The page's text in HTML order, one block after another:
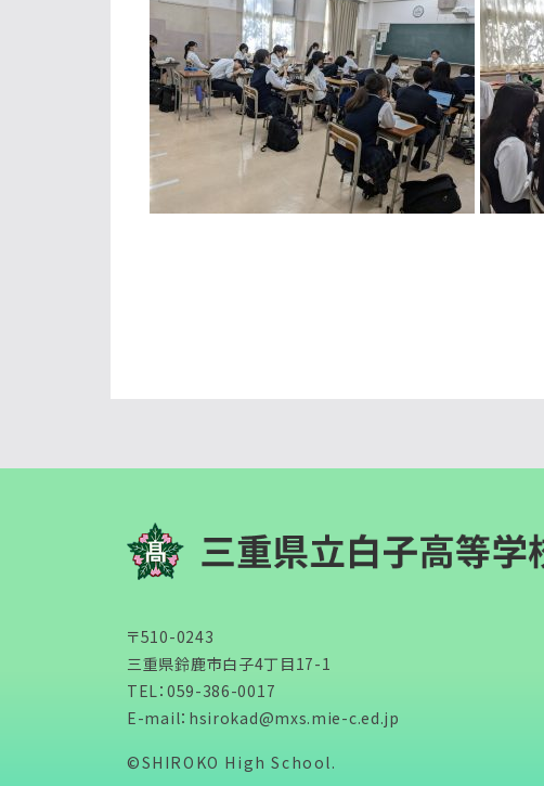
〒510-0243
三重県鈴鹿市白子4丁目17-1
TEL： 059-386-0017
E-mail： hsirokad@mxs.mie-c.ed.jp
©SHIROKO High School.